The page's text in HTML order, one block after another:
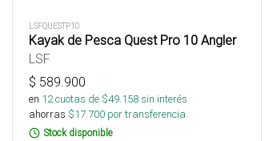
LSFQUESTP10
Kayak de Pesca Quest Pro 10 Angler
LSF
$ 589.900
en 12cuotas de $49.158sin interés
ahorras $17.700 por transferencia.
Stock disponible